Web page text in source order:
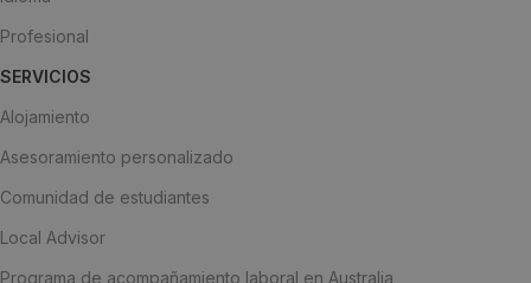
Profesional
SERVICIOS
Alojamiento
Asesoramiento personalizado
Comunidad de estudiantes
Local Advisor
Programa de acompañamiento laboral en Australia